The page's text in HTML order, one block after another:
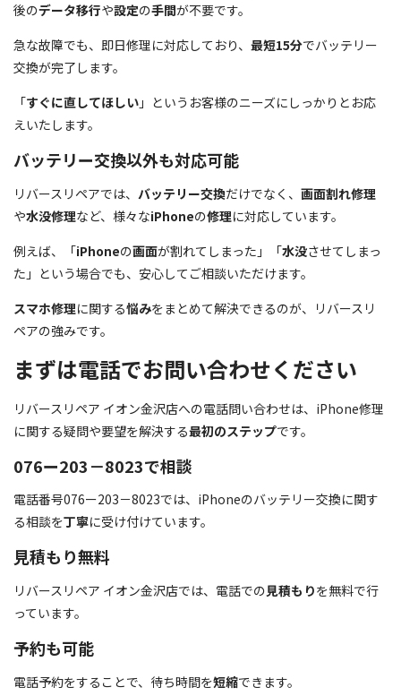
後のデータ移行や設定の手間が不要です。
急な故障でも、即日修理に対応しており、 最短15分でバッテリー
交換が完了します。
「すぐに直してほしい 」というお客様のニーズにしっかりとお応
えいたします。
バッテリー交換以外も対応可能
リバースリペアでは、 バッテリー交換だけでなく、 画面割れ修理
や水没修理など、様々なiPhoneの修理に対応しています。
例えば、「iPhoneの画面が割れてしまった」「水没させてしまっ
た」という場合でも、安心してご相談いただけます。
スマホ修理に関する悩みをまとめて解決できるのが、リバースリ
ペアの強みです。
まずは電話でお問い合わせください
リバースリペア イオン金沢店への電話問い合わせは、iPhone修理
に関する疑問や要望を解決する最初のステップです。
076ー203－8023で相談
電話番号076ー203－8023では、iPhoneのバッテリー交換に関す
る相談を丁寧に受け付けています。
見積もり無料
リバースリペア イオン金沢店では、電話での見積もりを無料で行
っています。
予約も可能
電話予約をすることで、待ち時間を短縮できます。